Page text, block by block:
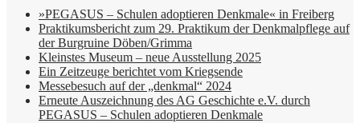
»PEGASUS – Schulen adoptieren Denkmale« in Freiberg
Praktikumsbericht zum 29. Praktikum der Denkmalpflege auf
der Burgruine Döben/Grimma
Kleinstes Museum – neue Ausstellung 2025
Ein Zeitzeuge berichtet vom Kriegsende
Messebesuch auf der „denkmal“ 2024
Erneute Auszeichnung des AG Geschichte e.V. durch
PEGASUS – Schulen adoptieren Denkmale